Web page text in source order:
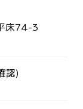
床74-3
認)